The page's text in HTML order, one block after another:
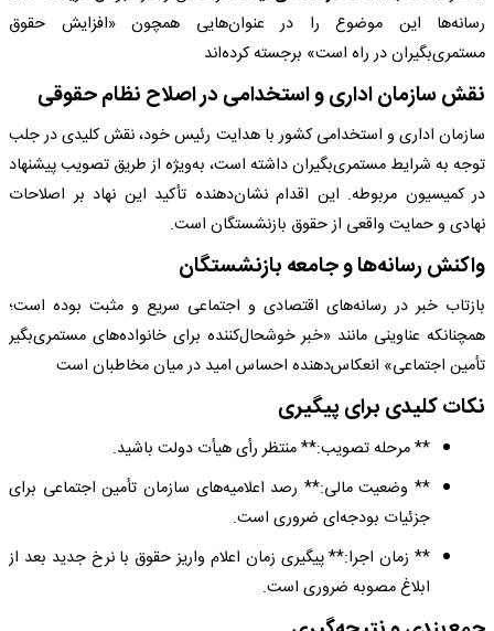
رسانه‌ها این موضوع را در عنوان‌هایی همچون «افزایش حقوق
مستمری‌بگیران در راه است» برجسته کرده‌اند
نقش سازمان اداری و استخدامی در اصلاح نظام حقوقی
سازمان اداری و استخدامی کشور با هدایت رئیس خود، نقش کلیدی در جلب
توجه به شرایط مستمری‌بگیران داشته است، به‌ویژه از طریق تصویب پیشنهاد
در کمیسیون مربوطه. این اقدام نشان‌دهنده تأکید این نهاد بر اصلاحات
نهادی و حمایت واقعی از حقوق بازنشستگان است.
واکنش رسانه‌ها و جامعه بازنشستگان
بازتاب خبر در رسانه‌های اقتصادی و اجتماعی سریع و مثبت بوده است؛
همچنانکه عناوینی مانند «خبر خوشحال‌کننده برای خانواده‌های مستمری‌بگیر
تأمین اجتماعی» انعکاس‌دهنده احساس امید در میان مخاطبان است
نکات کلیدی برای پیگیری
** مرحله تصویب:** منتظر رأی هیأت دولت باشید.
** وضعیت مالی:** رصد اعلامیه‌های سازمان تأمین اجتماعی برای
جزئیات بودجه‌ای ضروری است.
** زمان اجرا:** پیگیری زمان اعلام واریز حقوق با نرخ جدید بعد از
ابلاغ مصوبه ضروری است.